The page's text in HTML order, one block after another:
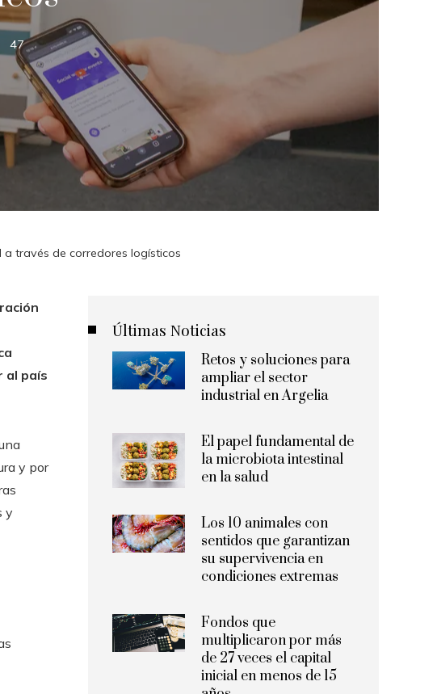
47
través de corredores logísticos
al país
y por
y
Últimas Noticias
Retos y soluciones para
ampliar el sector
industrial en Argelia
El papel fundamental de
la microbiota intestinal
en la salud
Los 10 animales con
sentidos que garantizan
su supervivencia en
condiciones extremas
Fondos que
multiplicaron por más
de 27 veces el capital
inicial en menos de 15